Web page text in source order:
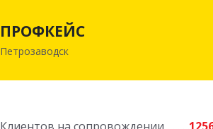
ПРОФКЕЙС
Петрозаводск
185035, Карелия Респ, Петрозаводск г,